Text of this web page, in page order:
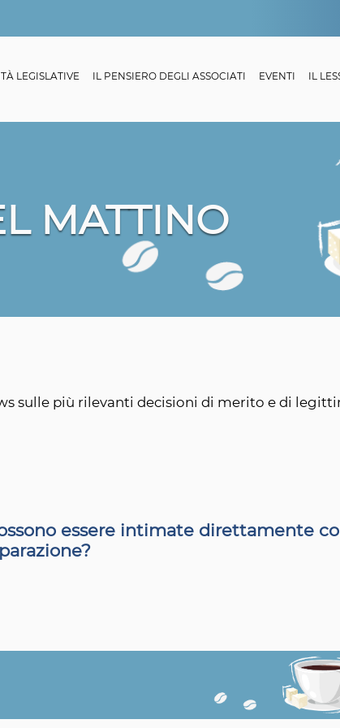
LEGISLATIVE IL PENSIERO DEGLI ASSOCIATI EVENTI IL
MATTINO
sulle più rilevanti decisioni di merito e di
essere intimate direttamente